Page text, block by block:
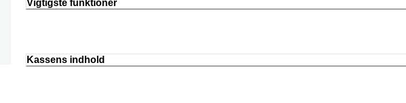
Vigtigste funktioner
Kassens indhold